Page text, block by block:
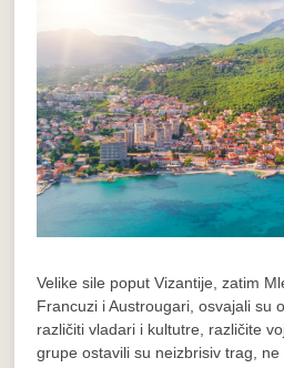
Velike sile poput Vizantije, zatim
Francuzi i Austrougari, osvajali su
različiti vladari i kultutre, različite
grupe ostavili su neizbrisiv trag,